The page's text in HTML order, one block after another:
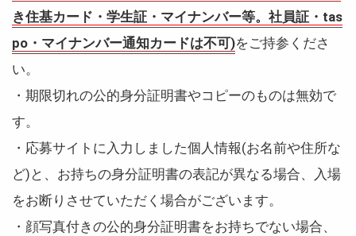
き住基カード・学生証・マイナンバー等。社員証・tas
po・マイナンバー通知カードは不可)をご持参くださ
い。
・期限切れの公的身分証明書やコピーのものは無効で
す。
・応募サイトに入力しました個人情報(お名前や住所な
ど)と、お持ちの身分証明書の表記が異なる場合、入場
をお断りさせていただく場合がございます。
・顔写真付きの公的身分証明書をお持ちでない場合、